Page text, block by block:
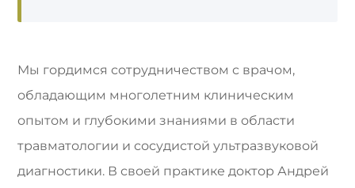
Мы гордимся сотрудничеством с врачом,
обладающим многолетним клиническим
опытом и глубокими знаниями в области
травматологии и сосудистой ультразвуковой
диагностики. В своей практике доктор Андрей